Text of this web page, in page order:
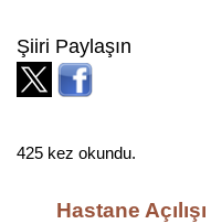
Şiiri Paylaşın
425 kez okundu.
Hastane Açılışı